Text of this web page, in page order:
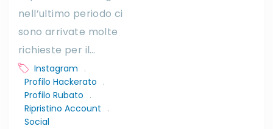
nell’ultimo periodo ci
sono arrivate molte
richieste per il…
Instagram .
Profilo Hackerato .
Profilo Rubato .
Ripristino Account .
Social